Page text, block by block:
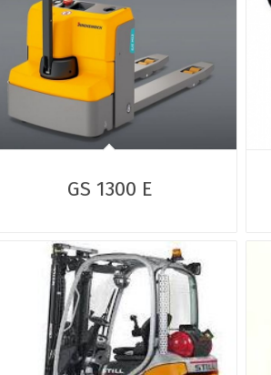
GS 1300 E